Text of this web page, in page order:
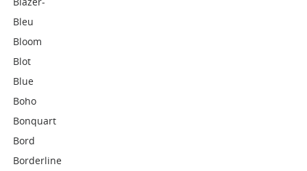
Bleu
Bloom
Blot
Blue
Boho
Bonquart
Bord
Borderline